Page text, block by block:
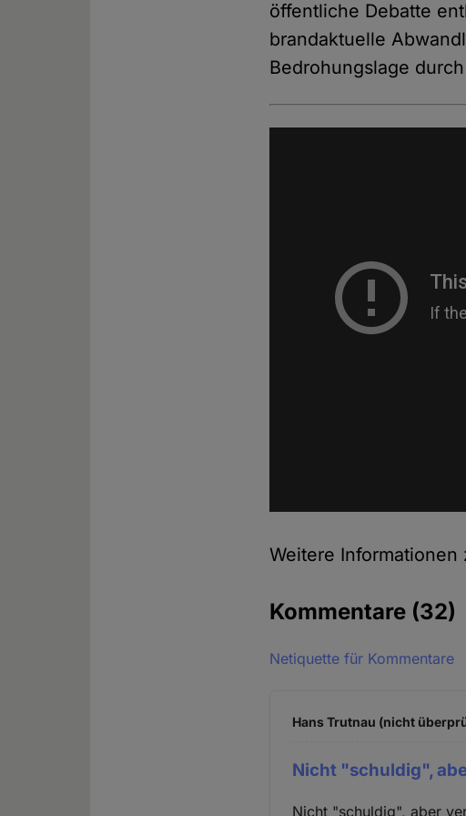
öffentliche Debatte
brandaktuelle
Bedrohungslage
Weitere Informationen
Kommentare (32)
Netiquette für Kommentare
Hans Trutnau (nicht
Nicht "schuldig",
Nicht "schuldig", aber